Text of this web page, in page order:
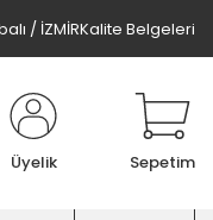
/ İZMİRKalite Belgeleri
Üyelik Sepetim